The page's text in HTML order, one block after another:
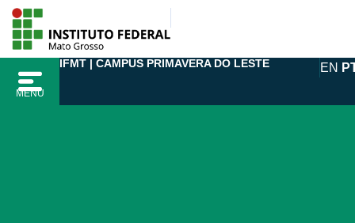
para
conteúdo
MENU
IFMT | CAMPUS PRIMAVERA DO LESTE EN